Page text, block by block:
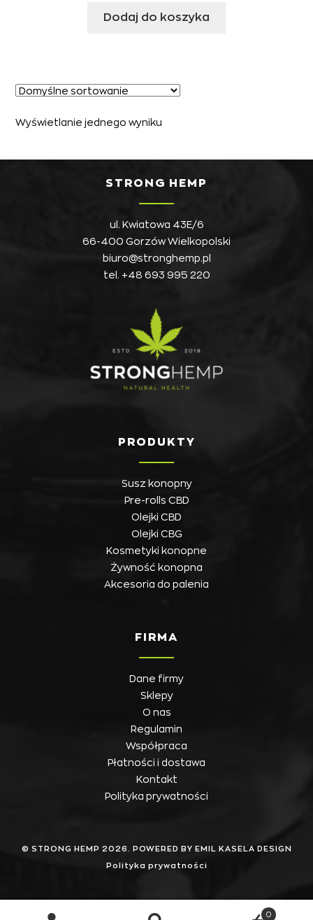
Dodaj do koszyka
Wyświetlanie jednego wyniku
STRONG HEMP
ul. Kwiatowa 43E/6
66-400 Gorzów Wielkopolski
biuro@stronghemp.pl
tel. +48 693 995 220
PRODUKTY
Susz konopny
Pre-rolls CBD
Olejki CBD
Olejki CBG
Kosmetyki konopne
Żywność konopna
Akcesoria do palenia
FIRMA
Dane firmy
Sklepy
O nas
Regulamin
Współpraca
Płatności i dostawa
Kontakt
Polityka prywatności
© STRONG HEMP 2026. POWERED BY EMIL KASELA DESIGN
Polityka prywatności
0